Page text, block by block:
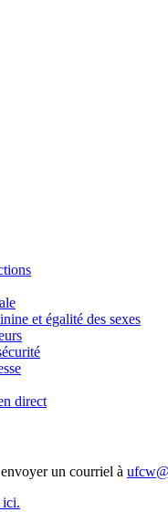
et égalité des sexes
direct
un courriel à
ici.